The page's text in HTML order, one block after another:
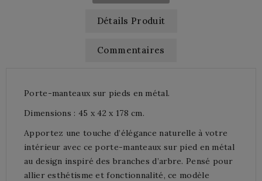
Détails Produit
Commentaires
Porte-manteaux sur pieds en métal.
Dimensions : 45 x 42 x 178 cm.
Apportez une touche d’élégance naturelle à votre
intérieur avec ce porte-manteaux sur pied en métal
au design inspiré des branches d’arbre. Pensé pour
allier esthétisme et fonctionnalité, ce modèle